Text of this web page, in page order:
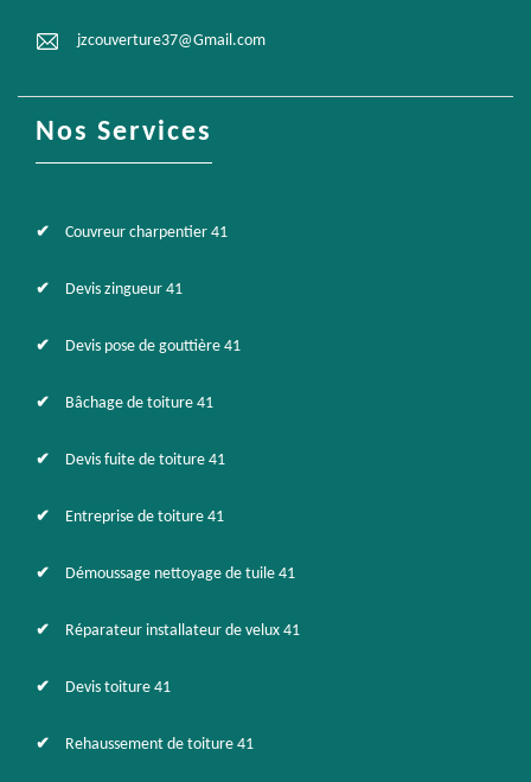
jzcouverture37@Gmail.com
Nos Services
Couvreur charpentier 41
Devis zingueur 41
Devis pose de gouttière 41
Bâchage de toiture 41
Devis fuite de toiture 41
Entreprise de toiture 41
Démoussage nettoyage de tuile 41
Réparateur installateur de velux 41
Devis toiture 41
Rehaussement de toiture 41